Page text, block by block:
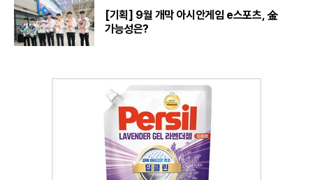
[기획] 9월 개막 아시안게임 e스포츠, 金
가능성은?